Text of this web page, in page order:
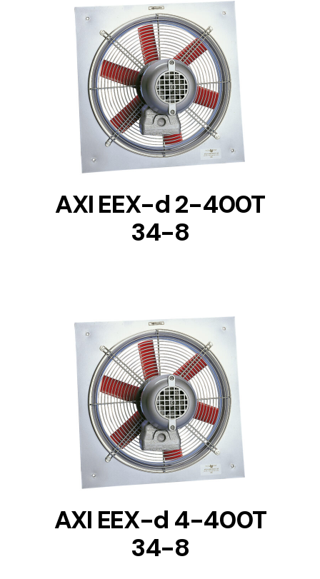
DETAILS
AXI EEX-d 2-400T
34-8
DETAILS
AXI EEX-d 4-400T
34-8